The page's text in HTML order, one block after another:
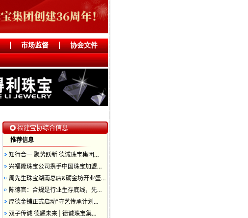
市场监督
协会文件
福建宝协综合信息
推荐信息
知行合一 聚势跃新 德诚珠宝集团…
兴福隆珠宝公司携手中国珠宝加盟…
周先生珠宝湖南总店&砺金坊开业盛…
陈德官：合规是行业生存底线，先…
厚德金铺正式启动“守艺传承计划…
双子传诚 德耀未来 | 德诚珠宝集…